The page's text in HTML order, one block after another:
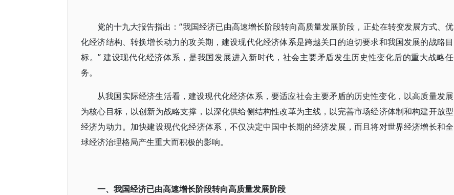
党的十九大报告指出：“我国经济已由高速增长阶段转向高质量发展阶段，正处在转变发展方式、优
化经济结构、转换增长动力的攻关期，建设现代化经济体系是跨越关口的迫切要求和我国发展的战略目
标。” 建设现代化经济体系，是我国发展进入新时代，社会主要矛盾发生历史性变化后的重大战略任
务。
从我国实际经济生活看，建设现代化经济体系，要适应社会主要矛盾的历史性变化，以高质量发展
为核心目标，以创新为战略支撑，以深化供给侧结构性改革为主线，以完善市场经济体制和构建开放型
经济为动力。加快建设现代化经济体系，不仅决定中国中长期的经济发展，而且将对世界经济增长和全
球经济治理格局产生重大而积极的影响。
一、我国经济已由高速增长阶段转向高质量发展阶段